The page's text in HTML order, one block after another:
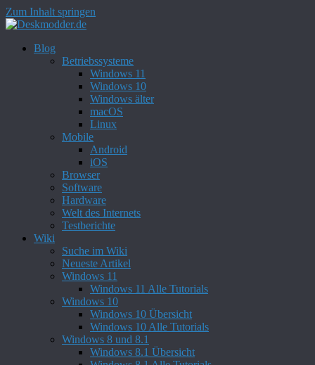
Zum Inhalt springen
Blog
Betriebssysteme
Windows 11
Windows 10
Windows älter
macOS
Linux
Mobile
Android
iOS
Browser
Software
Hardware
Welt des Internets
Testberichte
Wiki
Suche im Wiki
Neueste Artikel
Windows 11
Windows 11 Alle Tutorials
Windows 10
Windows 10 Übersicht
Windows 10 Alle Tutorials
Windows 8 und 8.1
Windows 8.1 Übersicht